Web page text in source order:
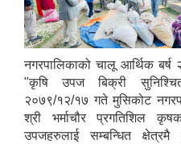
नगरपालिकाको चालू आर्थिक
"कृषि उपज बिक्री
२०७९/१२/१७ गते मुसिकोट
श्री भर्माचौर प्रगतिशिल
उपजहरुलाई सम्बन्धित